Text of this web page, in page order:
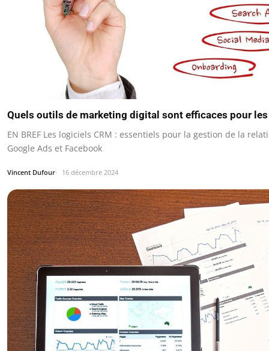
Quels outils de marketing digital sont efficaces pour les
EN BREF Les logiciels CRM : essentiels pour la gestion de la
Google Ads et Facebook
Vincent Dufour 16 décembre 2024